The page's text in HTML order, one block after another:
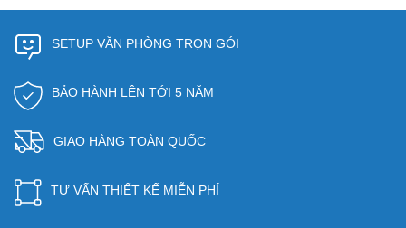
SETUP VĂN PHÒNG TRỌN GÓI
BẢO HÀNH LÊN TỚI 5 NĂM
GIAO HÀNG TOÀN QUỐC
TƯ VẤN THIẾT KẾ MIỄN PHÍ